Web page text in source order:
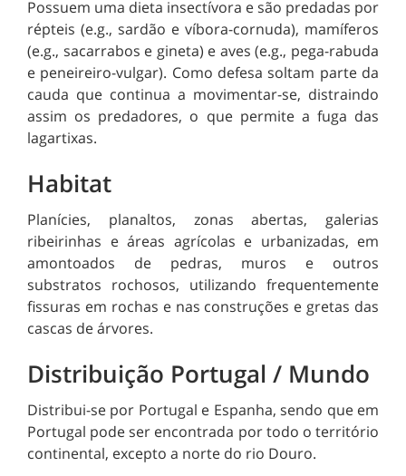
Possuem uma dieta insectívora e são predadas por
répteis (e.g., sardão e víbora-cornuda), mamíferos
(e.g., sacarrabos e gineta) e aves (e.g., pega-rabuda
e peneireiro-vulgar). Como defesa soltam parte da
cauda que continua a movimentar-se, distraindo
assim os predadores, o que permite a fuga das
lagartixas.
Habitat
Planícies, planaltos, zonas abertas, galerias
ribeirinhas e áreas agrícolas e urbanizadas, em
amontoados de pedras, muros e outros
substratos rochosos, utilizando frequentemente
fissuras em rochas e nas construções e gretas das
cascas de árvores.
Distribuição Portugal / Mundo
Distribui-se por Portugal e Espanha, sendo que em
Portugal pode ser encontrada por todo o território
continental, excepto a norte do rio Douro.